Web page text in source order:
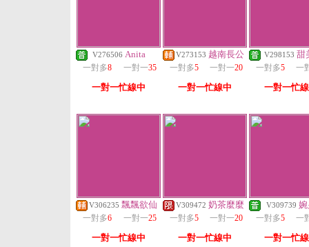
V276506 Anita
一對多8 一對一35
一對一忙線中
V273153 越南長公
一對多5 一對一20
一對一忙線中
V298153 甜
一對多5 一
一對一忙
V306235 飄飄欲仙
一對多6 一對一25
一對一忙線中
V309472 奶茶麼麼
一對多5 一對一20
一對一忙線中
V309739
一對多5 一
一對一忙